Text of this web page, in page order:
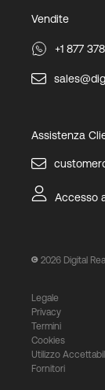
Vendite
+1 877
Assistenza
Accesso
2026 Digital
Legale
Privacy
Termini
Cookies
Utilizzo
Fornitori